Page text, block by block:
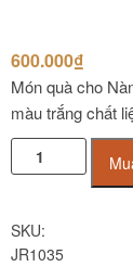
600.000₫
Món quà cho
màu trắng chất
Nhẫn
bạc
cấp
JR1035
SKU:
JR1035